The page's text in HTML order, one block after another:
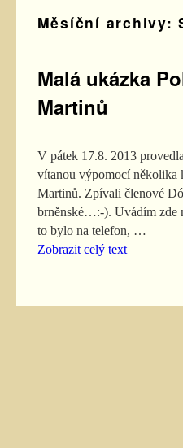
Měsíční archivy:
Malá ukázka
Martinů
V pátek 17.8. 2013
vítanou výpomocí několika
Martinů. Zpívali členové
brněnské…:-). Uvádím zde
to bylo na telefon, …
Zobrazit celý text